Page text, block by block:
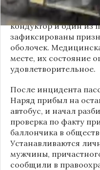
По предварительным
кондуктор и один из
зафиксированы
оболочек.
месте, их состояние
удовлетворительное.
После инцидента
Наряд прибыл на
автобус, и начал
проверка по факту
баллончика в
Устанавливаются
мужчины,
сообщили в